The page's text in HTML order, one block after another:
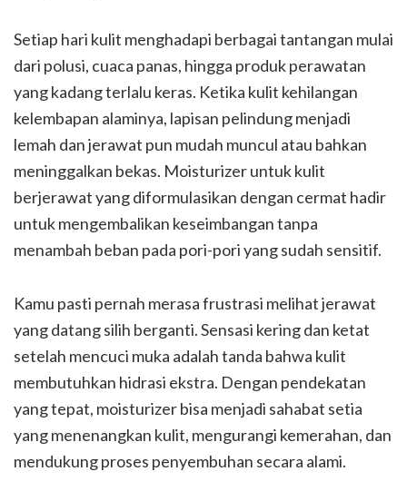
Setiap hari kulit menghadapi berbagai tantangan mulai
dari polusi, cuaca panas, hingga produk perawatan
yang kadang terlalu keras. Ketika kulit kehilangan
kelembapan alaminya, lapisan pelindung menjadi
lemah dan jerawat pun mudah muncul atau bahkan
meninggalkan bekas. Moisturizer untuk kulit
berjerawat yang diformulasikan dengan cermat hadir
untuk mengembalikan keseimbangan tanpa
menambah beban pada pori-pori yang sudah sensitif.
Kamu pasti pernah merasa frustrasi melihat jerawat
yang datang silih berganti. Sensasi kering dan ketat
setelah mencuci muka adalah tanda bahwa kulit
membutuhkan hidrasi ekstra. Dengan pendekatan
yang tepat, moisturizer bisa menjadi sahabat setia
yang menenangkan kulit, mengurangi kemerahan, dan
mendukung proses penyembuhan secara alami.